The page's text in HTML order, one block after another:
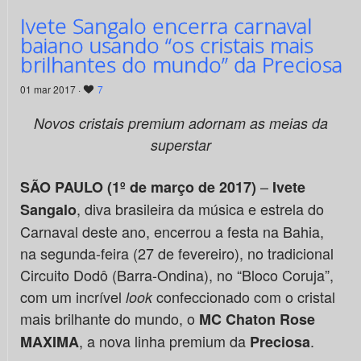
Ivete Sangalo encerra carnaval
baiano usando “os cristais mais
brilhantes do mundo” da Preciosa
01 mar 2017 · 7
Novos cristais premium adornam as meias da
superstar
SÃO PAULO (1º de março de 2017) – Ivete
Sangalo, diva brasileira da música e estrela do
Carnaval deste ano, encerrou a festa na Bahia,
na segunda-feira (27 de fevereiro), no tradicional
Circuito Dodô (Barra-Ondina), no “Bloco Coruja”,
com um incrível lookconfeccionado com o cristal
mais brilhante do mundo, o MC Chaton Rose
MAXIMA, a nova linha premium da Preciosa.